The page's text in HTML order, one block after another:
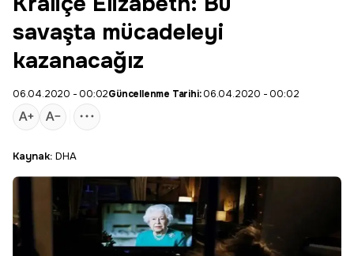
savaşta mücadeleyi
kazanacağız
06.04.2020 - 00:02Güncellenme Tarihi:06.04.2020 - 00:02
Kaynak: DHA